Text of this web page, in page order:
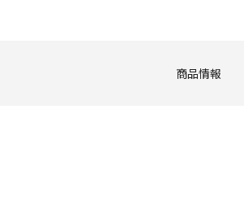
商品情報